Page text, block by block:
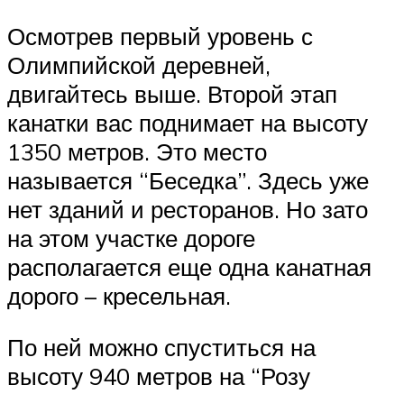
Осмотрев первый уровень с
Олимпийской деревней,
двигайтесь выше. Второй этап
канатки вас поднимает на высоту
1350 метров. Это место
называется “Беседка”. Здесь уже
нет зданий и ресторанов. Но зато
на этом участке дороге
располагается еще одна канатная
дорого – кресельная.
По ней можно спуститься на
высоту 940 метров на “Розу